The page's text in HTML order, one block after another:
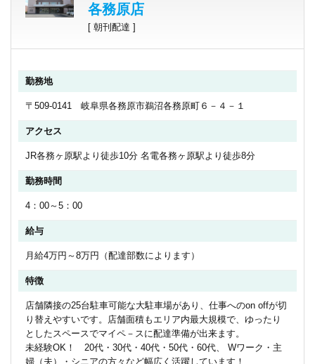
各務原店
[ 朝刊配達 ]
勤務地
〒509-0141 岐阜県各務原市鵜沼各務原町６－４－１
アクセス
JR各務ヶ原駅より徒歩10分 名電各務ヶ原駅より徒歩8分
勤務時間
4：00～5：00
給与
月給4万円～8万円（配達部数によります）
特徴
店舗隣接の25台駐車可能な大駐車場があり、仕事へのon offが切
り替えやすいです。店舗面積もエリア内最大規模で、ゆったり
としたスペースでマイペ－スに配達準備が出来ます。
未経験OK！ 20代・30代・40代・50代・60代、 Wワーク・主
婦（夫）・シニアの方々など幅広く活躍しています！